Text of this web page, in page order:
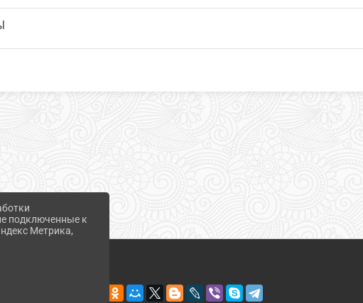
подключенные к
Метрика,